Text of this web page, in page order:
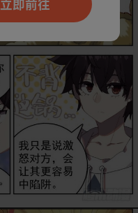
立即前往